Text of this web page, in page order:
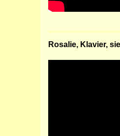
Rosalie, Klavier,